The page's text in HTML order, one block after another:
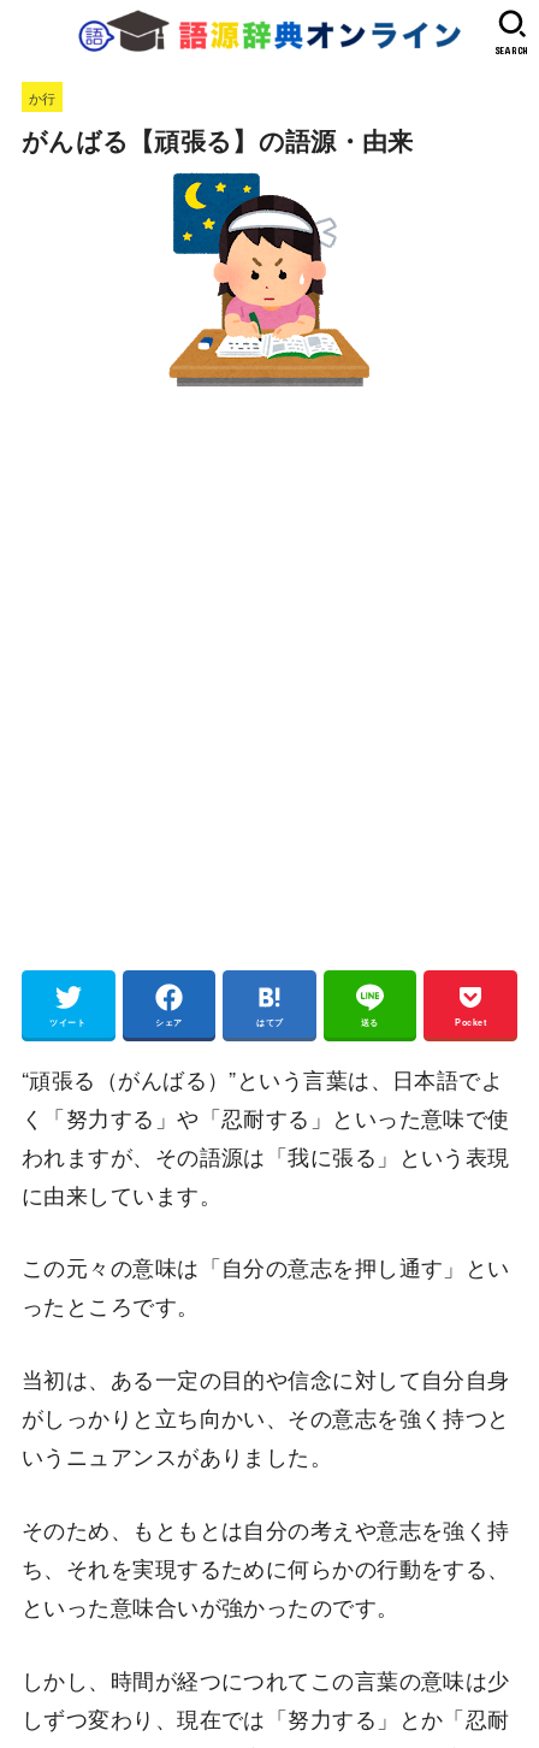
SEARCH
か行
がんばる【頑張る】の語源・由来
ツイート シェア はてブ 送る Pocket
“頑張る（がんばる）”という言葉は、日本語でよ
く「努力する」や「忍耐する」といった意味で使
われますが、その語源は「我に張る」という表現
に由来しています。
この元々の意味は「自分の意志を押し通す」とい
ったところです。
当初は、ある一定の目的や信念に対して自分自身
がしっかりと立ち向かい、その意志を強く持つと
いうニュアンスがありました。
そのため、もともとは自分の考えや意志を強く持
ち、それを実現するために何らかの行動をする、
といった意味合いが強かったのです。
しかし、時間が経つにつれてこの言葉の意味は少
しずつ変わり、現在では「努力する」とか「忍耐